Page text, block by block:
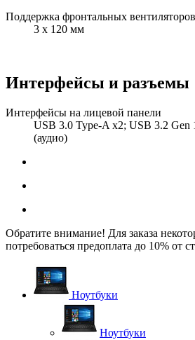
Поддержка фронтальных вентиляторов
3 x 120 мм
Интерфейсы и разъемы
Интерфейсы на лицевой панели
USB 3.0 Type-A x2; USB 3.2 Gen
(аудио)
Обратите внимание! Для заказа
потребоваться предоплата до 10% от
Ноутбуки
Ноутбуки